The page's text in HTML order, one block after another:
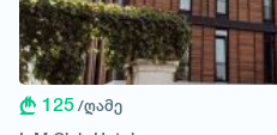
125 /ღამე